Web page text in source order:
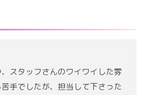
スタッフさんのワイワイした雰
手でしたが、担当して下さった